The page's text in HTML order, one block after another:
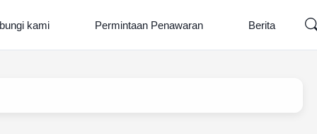
kami Permintaan Penawaran Berita